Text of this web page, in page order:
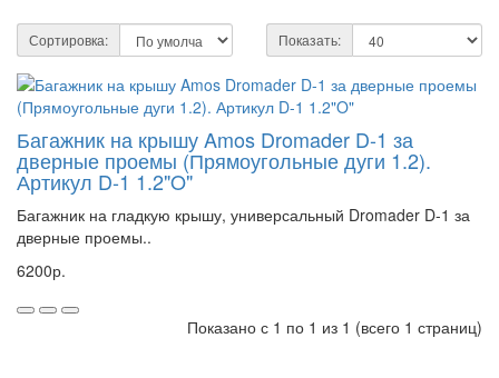
Сортировка: Показать:
Багажник на крышу Amos Dromader D-1 за
дверные проемы (Прямоугольные дуги 1.2).
Артикул D-1 1.2"O"
Багажник на гладкую крышу, универсальный Dromader D-1 за
дверные проемы..
6200р.
Показано с 1 по 1 из 1 (всего 1 страниц)